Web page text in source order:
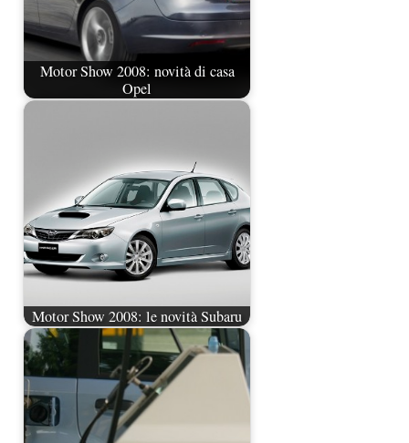
Motor Show 2008: novità di casa
Opel
Motor Show 2008: le novità Subaru